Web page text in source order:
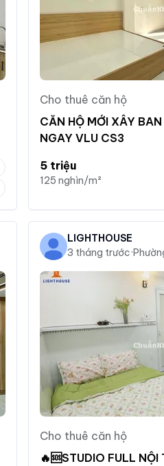
Cho thuê căn hộ
CĂN HỘ MỚI XÂY
NGAY VLU CS3
5 triệu
125 nghìn/m²
LIGHTHOUSE
3 tháng trước·
Cho thuê căn hộ
🔥🆘STUDIO FULL